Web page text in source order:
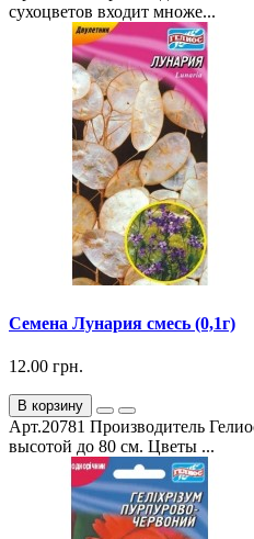
сухоцветов входит множе...
Семена Лунария смесь (0,1г)
12.00 грн.
В корзину
Арт.20781 Производитель
высотой до 80 см. Цветы ...